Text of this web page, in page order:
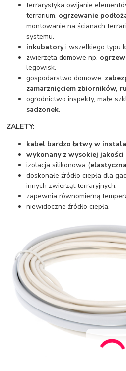
terrarystyka owijanie
terrarium, ogrzewanie
montowanie na ścianach
systemu.
inkubatoryi wszelkiego typu
zwierzęta domowe np.
legowisk.
gospodarstwo domowe:
zamarznięciem zbiorników,
ogrodnictwo inspekty, małe
sadzonek.
ZALETY:
kabel bardzołatwy w
wykonany zwysokiej jakości
izolacja silikonowa (
doskonałe źródło ciepła dla
innych zwierząt terraryjnych.
zapewnia równomierną
niewidoczne źródło ciepła.